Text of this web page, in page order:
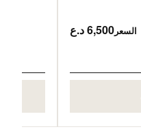
السعر 6,500 د.ع